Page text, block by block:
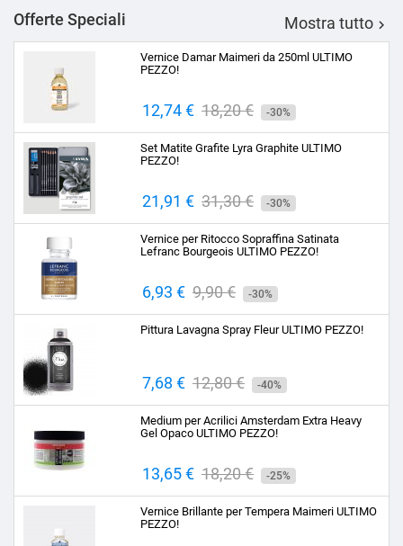
Offerte Speciali Mostra tutto 
Vernice Damar Maimeri da 250ml ULTIMO
PEZZO!
Prezzo
12,74 € Prezzo
base
18,20 € -30%
Set Matite Grafite Lyra Graphite ULTIMO
PEZZO!
Prezzo
21,91 € Prezzo
base
31,30 € -30%
Vernice per Ritocco Sopraffina Satinata
Lefranc Bourgeois ULTIMO PEZZO!
Prezzo
6,93 € Prezzo
base
9,90 € -30%
Pittura Lavagna Spray Fleur ULTIMO PEZZO!
Prezzo
7,68 € Prezzo
base
12,80 € -40%
Medium per Acrilici Amsterdam Extra Heavy
Gel Opaco ULTIMO PEZZO!
Prezzo
13,65 € Prezzo
base
18,20 € -25%
Vernice Brillante per Tempera Maimeri ULTIMO
PEZZO!